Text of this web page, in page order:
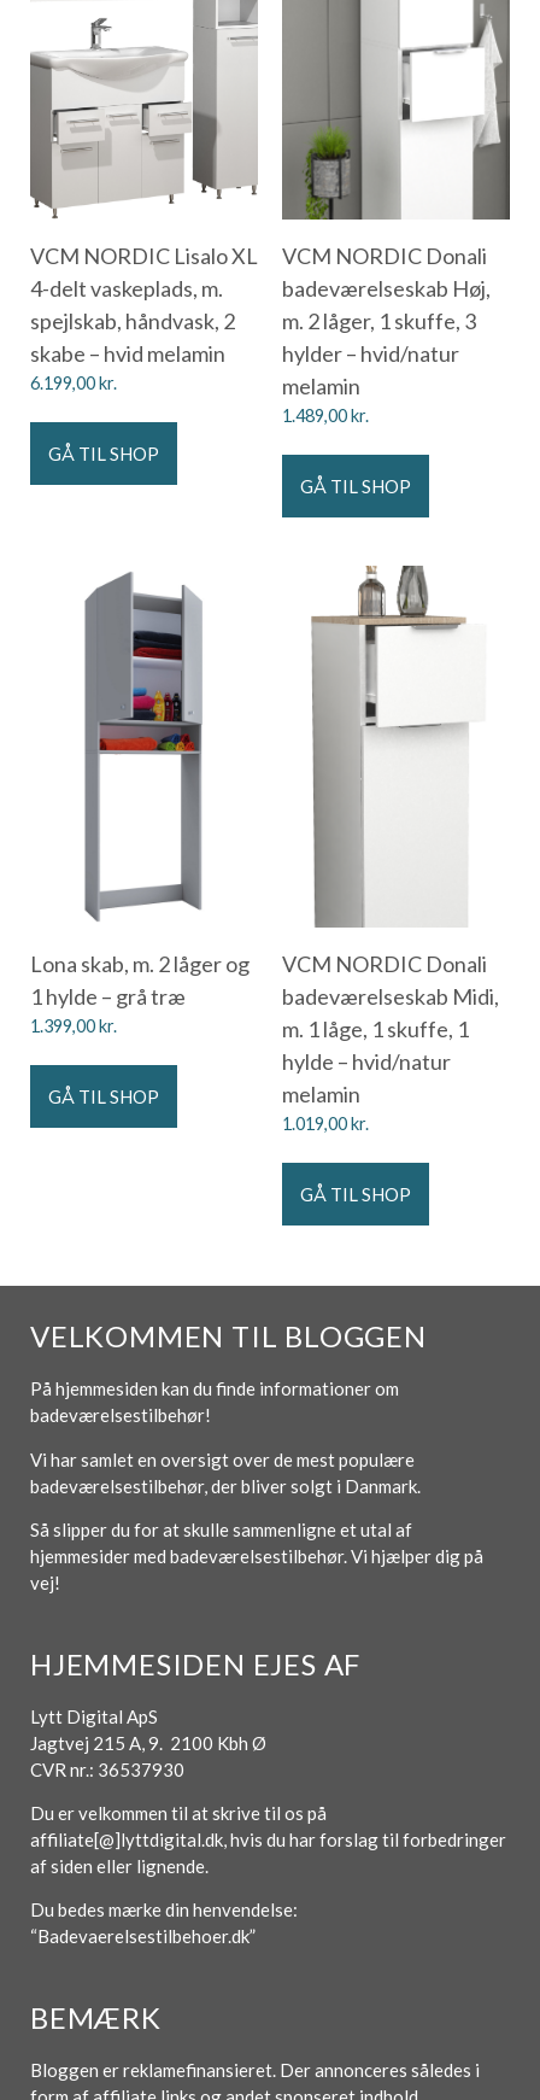
VCM NORDIC Lisalo XL
4-delt vaskeplads, m.
spejlskab, håndvask, 2
skabe – hvid melamin
6.199,00kr.
GÅ TIL SHOP
VCM NORDIC Donali
badeværelseskab Høj,
m. 2 låger, 1 skuffe, 3
hylder – hvid/natur
melamin
1.489,00kr.
GÅ TIL SHOP
Lona skab, m. 2 låger og
1 hylde – grå træ
1.399,00kr.
GÅ TIL SHOP
VCM NORDIC Donali
badeværelseskab Midi,
m. 1 låge, 1 skuffe, 1
hylde – hvid/natur
melamin
1.019,00kr.
GÅ TIL SHOP
VELKOMMEN TIL BLOGGEN
På hjemmesiden kan du finde informationer om
badeværelsestilbehør!
Vi har samlet en oversigt over de mest populære
badeværelsestilbehør, der bliver solgt i Danmark.
Så slipper du for at skulle sammenligne et utal af
hjemmesider med badeværelsestilbehør. Vi hjælper dig på
vej!
HJEMMESIDEN EJES AF
Lytt Digital ApS
Jagtvej 215 A, 9. 2100 Kbh Ø
CVR nr.: 36537930
Du er velkommen til at skrive til os på
affiliate[@]lyttdigital.dk, hvis du har forslag til forbedringer
af siden eller lignende.
Du bedes mærke din henvendelse:
“Badevaerelsestilbehoer.dk”
BEMÆRK
Bloggen er reklamefinansieret. Der annonceres således i